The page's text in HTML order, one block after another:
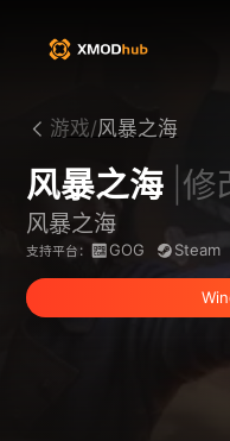
游戏/风暴之海
风暴之海 |
风暴之海
支持平台： GOG Steam